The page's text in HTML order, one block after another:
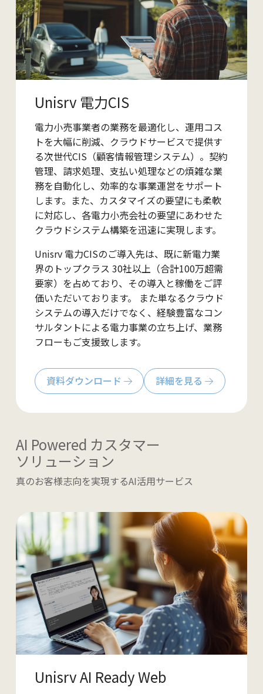
Unisrv 電力CIS
電力小売事業者の業務を最適化し、運用コス
トを大幅に削減、クラウドサービスで提供す
る次世代CIS（顧客情報管理システム）。契約
管理、請求処理、支払い処理などの煩雑な業
務を自動化し、効率的な事業運営をサポート
します。また、カスタマイズの要望にも柔軟
に対応し、各電力小売会社の要望にあわせた
クラウドシステム構築を迅速に実現します。
Unisrv 電力CISのご導入先は、既に新電力業
界のトップクラス 30社以上（合計100万超需
要家）を占めており、その導入と稼働をご評
価いただいております。 また単なるクラウド
システムの導入だけでなく、経験豊富なコン
サルタントによる電力事業の立ち上げ、業務
フローもご支援致します。
資料ダウンロード 詳細を見る
AI Powered カスタマー
ソリューション
真のお客様志向を実現するAI活用サービス
Unisrv AI Ready Web